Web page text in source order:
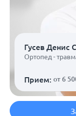
Гусев Денис
Ортопед -
Прием: от 6